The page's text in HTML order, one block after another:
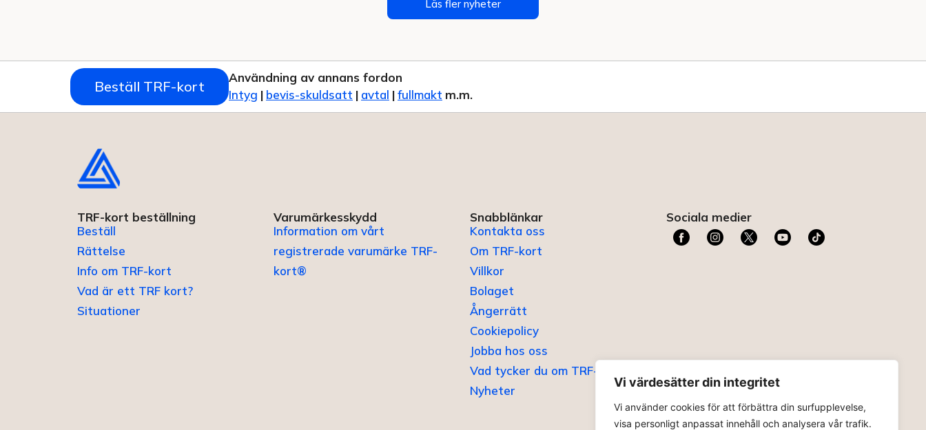
Vi värdesätter din integritet
Vi använder cookies för att förbättra din surfupplevelse,
visa personligt anpassat innehåll och analysera vår trafik.
Läs fler nyheter
Beställ TRF-kort
Användning av annans fordon
Intyg | bevis-skuldsatt | avtal |fullmakt m.m.
TRF-kort beställning
Beställ
Rättelse
Info om TRF-kort
Vad är ett TRF kort?
Situationer
Varumärkesskydd
Information om vårt
registrerade varumärke TRF-
kort®
Snabblänkar
Kontakta oss
Om TRF-kort
Villkor
Bolaget
Ångerrätt
Cookiepolicy
Jobba hos oss
Vad tycker du om TRF-kort
Nyheter
Sociala medier